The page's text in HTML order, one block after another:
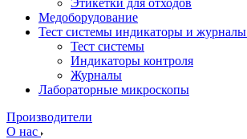
Этикетки для отходов
Медоборудование
Тест системы индикаторы и журналы
Тест системы
Индикаторы контроля
Журналы
Лабораторные микроскопы
Производители
О нас